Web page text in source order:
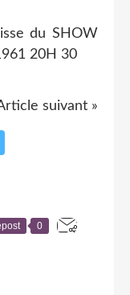
du SHOW
20H 30
suivant »
0